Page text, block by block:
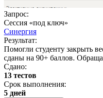
Запрос:
Сессия «под ключ»
Синергия
Результат:
Помогли студенту закрыть
сданы на 90+ баллов.
Сдано:
13 тестов
Срок выполнения:
5 дней